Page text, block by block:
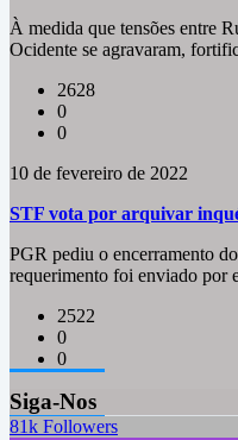
À medida que tensões entre
Ocidente se agravaram,
2628
0
0
10 de fevereiro de 2022
STF vota por arquivar
PGR pediu o encerramento
requerimento foi enviado por
2522
0
0
Siga-Nos
81k Followers